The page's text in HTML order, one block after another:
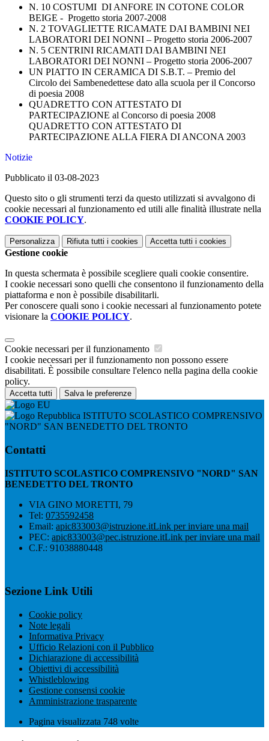
N. 10 COSTUMI DI ANFORE IN COTONE COLOR
BEIGE - Progetto storia 2007-2008
N. 2 TOVAGLIETTE RICAMATE DAI BAMBINI NEI
LABORATORI DEI NONNI – Progetto storia 2006-2007
N. 5 CENTRINI RICAMATI DAI BAMBINI NEI
LABORATORI DEI NONNI – Progetto storia 2006-2007
UN PIATTO IN CERAMICA DI S.B.T. – Premio del
Circolo dei Sambenedettese dato alla scuola per il Concorso
di poesia 2008
QUADRETTO CON ATTESTATO DI
PARTECIPAZIONE al Concorso di poesia 2008
QUADRETTO CON ATTESTATO DI
PARTECIPAZIONE ALLA FIERA DI ANCONA 2003
Notizie
Pubblicato il 03-08-2023
Questo sito o gli strumenti terzi da questo utilizzati si avvalgono di
cookie necessari al funzionamento ed utili alle finalità illustrate nella
COOKIE POLICY.
Personalizza Rifiuta tutti i cookies Accetta tutti i cookies
Gestione cookie
In questa schermata è possibile scegliere quali cookie consentire.
I cookie necessari sono quelli che consentono il funzionamento della
piattaforma e non è possibile disabilitarli.
Per conoscere quali sono i cookie necessari al funzionamento potete
visionare la COOKIE POLICY.
Cookie necessari per il funzionamento
I cookie necessari per il funzionamento non possono essere
disabilitati. È possibile consultare l'elenco nella pagina della cookie
policy.
Accetta tutti Salva le preferenze
ISTITUTO SCOLASTICO COMPRENSIVO
"NORD" SAN BENEDETTO DEL TRONTO
Contatti
ISTITUTO SCOLASTICO COMPRENSIVO "NORD" SAN
BENEDETTO DEL TRONTO
VIA GINO MORETTI, 79
Tel: 0735592458
Email: apic833003@istruzione.itLink per inviare una mail
PEC: apic833003@pec.istruzione.itLink per inviare una mail
C.F.: 91038880448
Sezione Link Utili
Cookie policy
Note legali
Informativa Privacy
Ufficio Relazioni con il Pubblico
Dichiarazione di accessibilità
Obiettivi di accessibilità
Whistleblowing
Gestione consensi cookie
Amministrazione trasparente
Pagina visualizzata 748 volte